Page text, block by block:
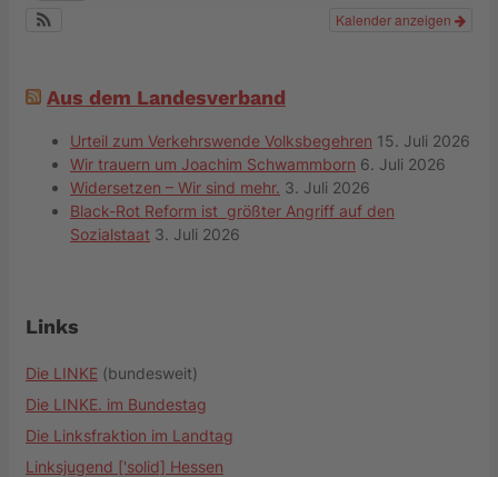
Kalender anzeigen
Aus dem Landesverband
Urteil zum Verkehrswende Volksbegehren 15. Juli 2026
Wir trauern um Joachim Schwammborn 6. Juli 2026
Widersetzen – Wir sind mehr. 3. Juli 2026
Black-Rot Reform ist größter Angriff auf den
Sozialstaat 3. Juli 2026
Links
Die LINKE (bundesweit)
Die LINKE. im Bundestag
Die Linksfraktion im Landtag
Linksjugend ['solid] Hessen